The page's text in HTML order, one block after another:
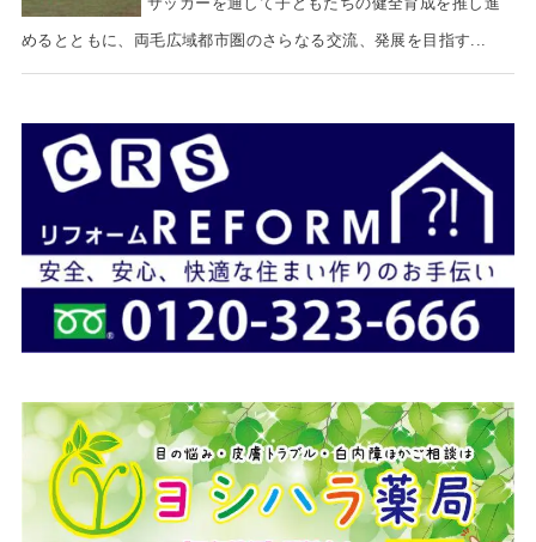
めるとともに、両毛広域都市圏のさらなる交流、発展を目指す...